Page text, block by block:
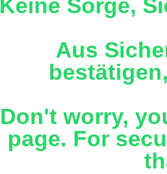
Keine Sorge,
Aus
Don't worry,
page. For